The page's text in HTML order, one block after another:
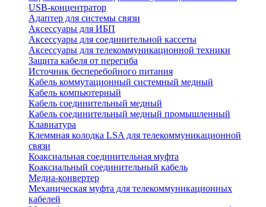
USB-концентратор
Адаптер для системы связи
Аксессуары для ИБП
Аксессуары для соединительной кассеты
Аксессуары для телекоммуникационной техники
Защита кабеля от перегиба
Источник бесперебойного питания
Кабель коммутационный системный медный
Кабель компьютерный
Кабель соединительный медный
Кабель соединительный медный промышленный
Клавиатура
Клеммная колодка LSA для телекоммуникационной
связи
Коаксиальная соединительная муфта
Коаксиальный соединительный кабель
Медиа-конвертер
Механическая муфта для телекоммуникационных
кабелей